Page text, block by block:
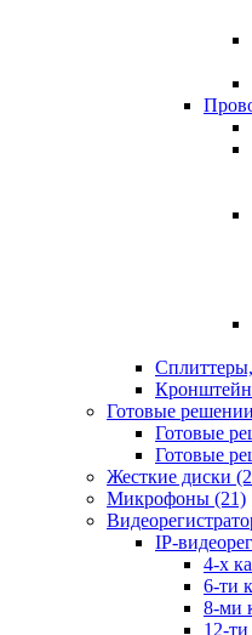
Готовые
Готовые
Готовые
Жесткие диски
Микрофоны (21)
IP-
4-х
6-ти
8-ми
12-